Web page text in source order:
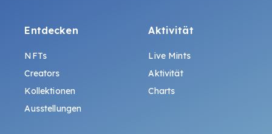
Entdecken
NFTs
Creators
Kollektionen
Ausstellungen
Aktivität
Live Mints
Aktivität
Charts